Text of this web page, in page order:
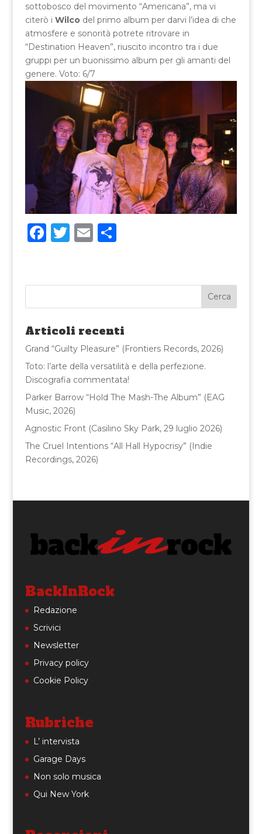
sottobosco del movimento “Americana”, ma vi
citerò i Wilco del primo album per darvi l’idea di che
atmosfere e sonorità potrete ritrovare in
“Destination Heaven”, riuscito incontro tra i due
gruppi per un buonissimo album per gli amanti del
genere. Voto: 6/7
F
e
b
o
o
k
T
te
r
E
l
C
di
vi
di
Articoli recenti
Grand “Guilty Pleasure” (Frontiers Records, 2026)
Toto: l’arte della versatilità e della perfezione.
Discografia commentata!
Parker Barrow “Hold The Mash-The Album” (EAG
Music, 2026)
Agnostic Front (Casilino Sky Park, 29 luglio 2026)
The Cruel Intentions “All Hall Hypocrisy” (Indie
Recordings, 2026)
BackInRock
Redazione
Scrivici
Newsletter
Privacy policy
Cookie Policy
Rubriche
L’ intervista
Garage Days
Non solo musica
Qui New York